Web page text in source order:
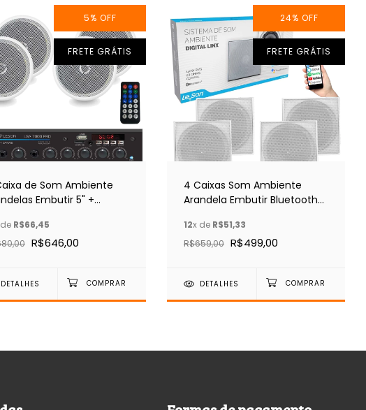
5% OFF
FRETE GRÁTIS
de Som Ambiente
Embutir 5" +
R$66,45
R$646,00
DETALHES
24% OFF
FRETE GRÁTIS
4 Caixas Som Ambiente
Arandela Embutir Bluetooth
12x de R$51,33
R$659,00 R$499,00
DETALHES